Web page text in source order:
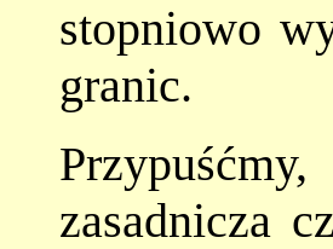
stopniowo
granic.
zasadnicza